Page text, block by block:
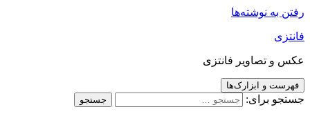
رفتن به نوشته‌ها
فانتزی
عکس و تصاویر فانتزی
فهرست و ابزارک‌ها
جستجو برای: